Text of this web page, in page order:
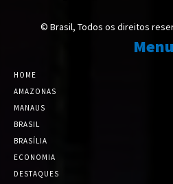
© Brasil, Todos os direitos
Menu
HOME
AMAZONAS
MANAUS
BRASIL
BRASÍLIA
ECONOMIA
DESTAQUES